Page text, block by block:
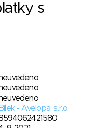
s
Bílek - Avelopa, s.r.o.